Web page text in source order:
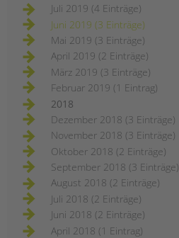
Juli 2019 (4 Einträge)
Juni 2019 (3 Einträge)
Mai 2019 (3 Einträge)
April 2019 (2 Einträge)
März 2019 (3 Einträge)
Februar 2019 (1 Eintrag)
2018
Dezember 2018 (3 Einträge)
November 2018 (3 Einträge)
Oktober 2018 (2 Einträge)
September 2018 (3 Einträge)
August 2018 (2 Einträge)
Juli 2018 (2 Einträge)
Juni 2018 (2 Einträge)
April 2018 (1 Eintrag)